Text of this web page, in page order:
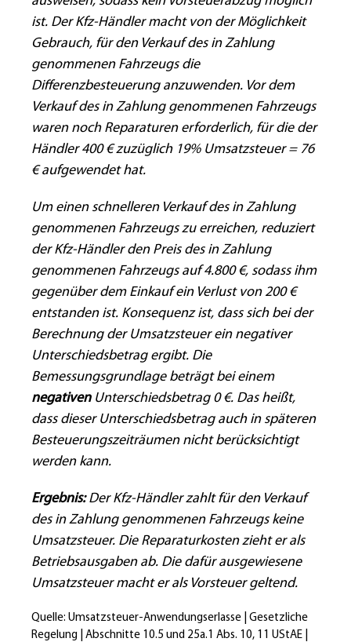
ist. Der Kfz-Händler macht von der Möglichkeit
Gebrauch, für den Verkauf des in Zahlung
genommenen Fahrzeugs die
Differenzbesteuerung anzuwenden. Vor dem
Verkauf des in Zahlung genommenen Fahrzeugs
waren noch Reparaturen erforderlich, für die der
Händler 400 € zuzüglich 19% Umsatzsteuer = 76
€ aufgewendet hat.
Um einen schnelleren Verkauf des in Zahlung
genommenen Fahrzeugs zu erreichen, reduziert
der Kfz-Händler den Preis des in Zahlung
genommenen Fahrzeugs auf 4.800 €, sodass ihm
gegenüber dem Einkauf ein Verlust von 200 €
entstanden ist. Konsequenz ist, dass sich bei der
Berechnung der Umsatzsteuer ein negativer
Unterschiedsbetrag ergibt. Die
Bemessungsgrundlage beträgt bei einem
negativenUnterschiedsbetrag 0 €. Das heißt,
dass dieser Unterschiedsbetrag auch in späteren
Besteuerungszeiträumen nicht berücksichtigt
werden kann.
Ergebnis:Der Kfz-Händler zahlt für den Verkauf
des in Zahlung genommenen Fahrzeugs keine
Umsatzsteuer. Die Reparaturkosten zieht er als
Betriebsausgaben ab. Die dafür ausgewiesene
Umsatzsteuer macht er als Vorsteuer geltend.
Quelle: Umsatzsteuer-Anwendungserlasse | Gesetzliche
Regelung | Abschnitte 10.5 und 25a.1 Abs. 10, 11 UStAE |